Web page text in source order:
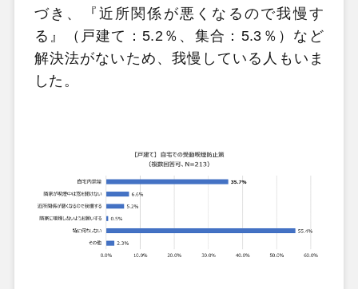
づき、『近所関係が悪くなるので我慢す
る』（戸建て：5.2％、集合：5.3％）など
解決法がないため、我慢している人もいま
した。